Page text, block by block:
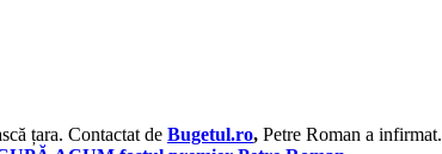
țara. Contactat de Bugetul.ro, Petre Roman a infirmat.